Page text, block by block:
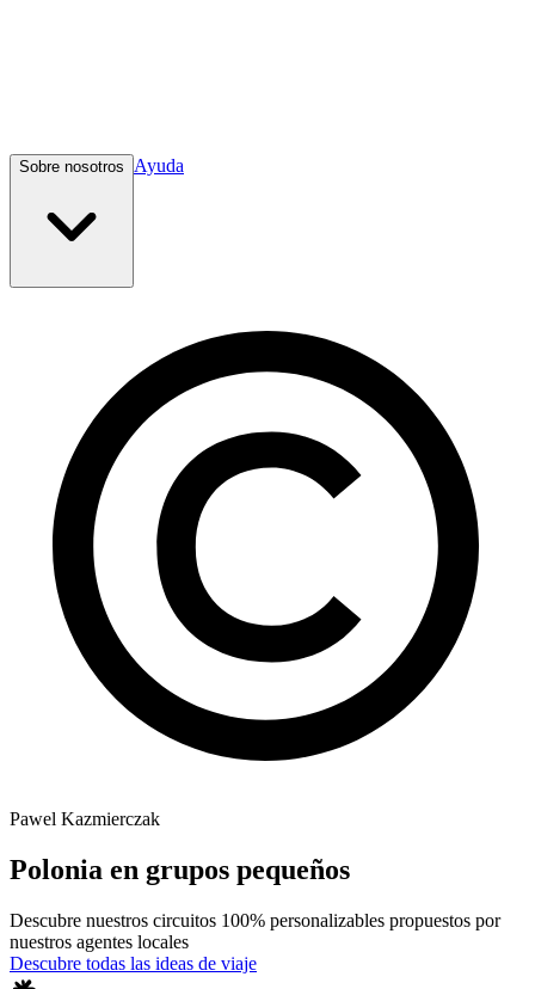
Sobre nosotros Ayuda
Pawel Kazmierczak
Polonia en grupos pequeños
Descubre nuestros circuitos 100% personalizables propuestos por
nuestros agentes locales
Descubre todas las ideas de viaje